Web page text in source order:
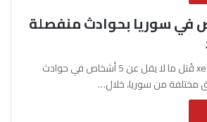
في سوريا بحوادث منفصلة
آفرين علو ـ xeber24.net قُتل ما لا يقل عن 5 أشخاص في حوادث
مختلفة من سوريا، خلال…